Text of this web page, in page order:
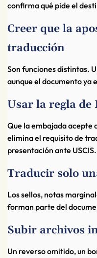
confirma qué pide el
Creer que la
traducción
Son funciones distintas.
aunque el documento ya
Usar la regla de
Que la embajada acepte
elimina el requisito de
presentación ante USCIS.
Traducir solo
Los sellos, notas
forman parte del
Subir archivos
Un reverso omitido, un